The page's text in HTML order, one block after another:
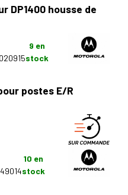
DP1400 housse de
9 en
stock
postes E/R
10 en
stock